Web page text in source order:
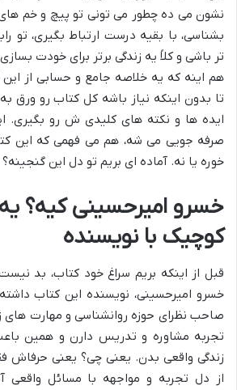
نشون می ده چطور می تونی تو پیچ و خم های
بشناسی، با بقیه درست ارتباط بگیری، تو
تر باشی و کلاً یه زندگی برتر برای خودت
هم اینه که یه خلاصه جامع و حسابی از این
تا بدون اینکه نیاز باشه کل کتاب رو ورق
ایده ها و نکته های کلیدی ش رو بگیری.
صرفه جویی می شه، هم می فهمی که این
خوره یا نه. آماده ای بریم تو دل این گنجینه؟
خسرو امیرحسینی کیه؟
کوچیک با نویسنده
قبل از اینکه بریم سراغ خود کتاب، بد
خسرو امیرحسینی، نویسنده این کتاب
صاحب نظرای حوزه روانشناسی و مهارت های
تجربه مشاوره و تدریس دارن و همین
زندگی واقعی بدن. یعنی چی؟ یعنی حرفاش
از دل تجربه و مواجهه با مسائل واقعی